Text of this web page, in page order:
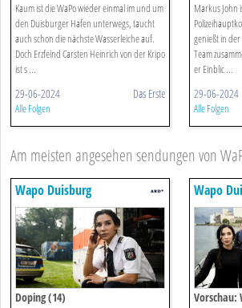
Kaum ist die WaPo wieder einmal im und um
den Duisburger Hafen unterwegs, taucht
auch schon die nächste Wasserleiche auf.
Doch Erzfeind Carsten Heinrich von der Kripo
ist s ...
29-06-2024 Das Erste
Alle Folgen
Markus John
genießt in
Team
er Einblic ...
29-06-2024
Alle Folgen
Am meisten angesehen sendungen von
Wapo Duisburg
Doping (14)
Wapo
Vorschau: